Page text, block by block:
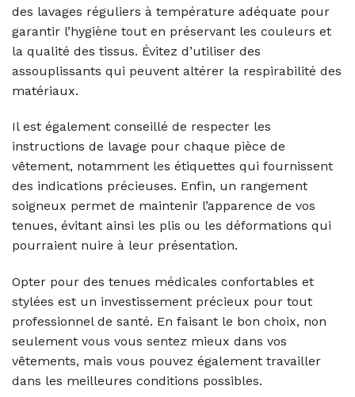
des lavages réguliers à température adéquate pour
garantir l’hygiène tout en préservant les couleurs et
la qualité des tissus. Évitez d’utiliser des
assouplissants qui peuvent altérer la respirabilité des
matériaux.
Il est également conseillé de respecter les
instructions de lavage pour chaque pièce de
vêtement, notamment les étiquettes qui fournissent
des indications précieuses. Enfin, un rangement
soigneux permet de maintenir l’apparence de vos
tenues, évitant ainsi les plis ou les déformations qui
pourraient nuire à leur présentation.
Opter pour des tenues médicales confortables et
stylées est un investissement précieux pour tout
professionnel de santé. En faisant le bon choix, non
seulement vous vous sentez mieux dans vos
vêtements, mais vous pouvez également travailler
dans les meilleures conditions possibles.